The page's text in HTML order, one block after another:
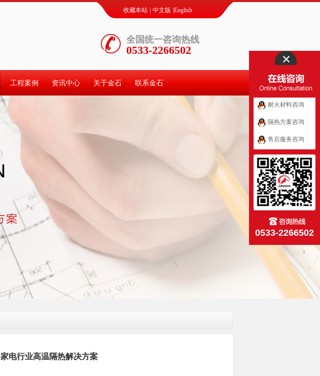
收藏本站 中文版 English
全国统一咨询热线
0533-2266502
工程案例 资讯中心 关于金石 联系金石
家电行业高温隔热解决方案